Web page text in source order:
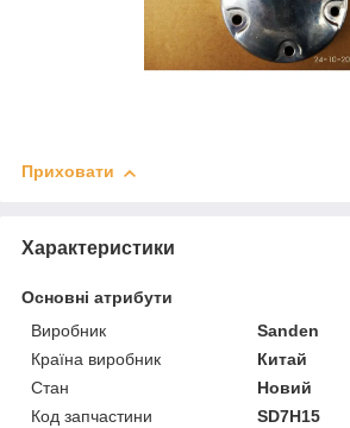
Приховати
Характеристики
Основні атрибути
Виробник
Sanden
Країна виробник
Китай
Стан
Новий
Код запчастини
SD7H15